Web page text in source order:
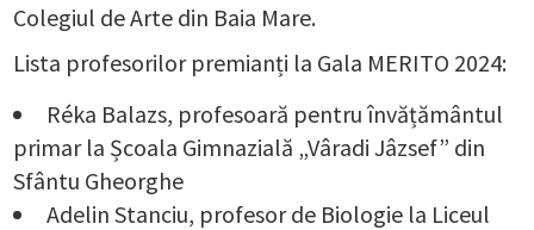
Colegiul de Arte din Baia Mare.
Lista profesorilor premianți la Gala MERITO 2024:
Réka Balazs, profesoară pentru învățământul
primar la Școala Gimnazială „Vâradi Jâzsef” din
Sfântu Gheorghe
Adelin Stanciu, profesor de Biologie la Liceul